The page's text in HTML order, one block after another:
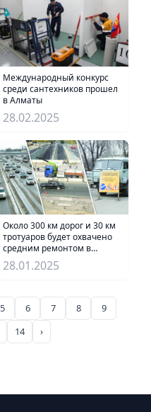
Международный конкурс
среди сантехников прошел
в Алматы
28.02.2025
Около 300 км дорог и 30 км
тротуаров будет охвачено
средним ремонтом в
Алматы
28.01.2025
5 6 7 8
9
14 ›